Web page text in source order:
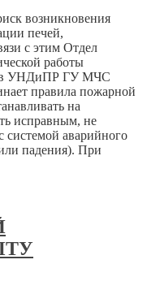
возникновения
печей,
с этим Отдел
работы
УНДиПР ГУ МЧС
правила пожарной
на
исправным, не
системой аварийного
падения). При